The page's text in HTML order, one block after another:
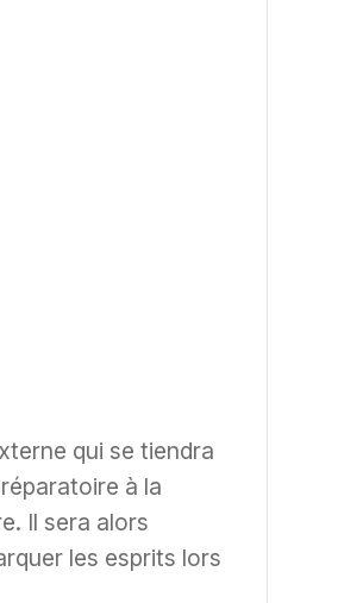
qui se tiendra
à la
Il sera alors
les esprits lors